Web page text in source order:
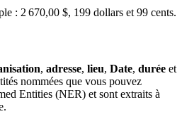
: 2 670,00 $, 199 dollars et 99 cents.
, adresse, lieu, Date, durée et
nommées que vous pouvez
Entities (NER) et sont extraits à